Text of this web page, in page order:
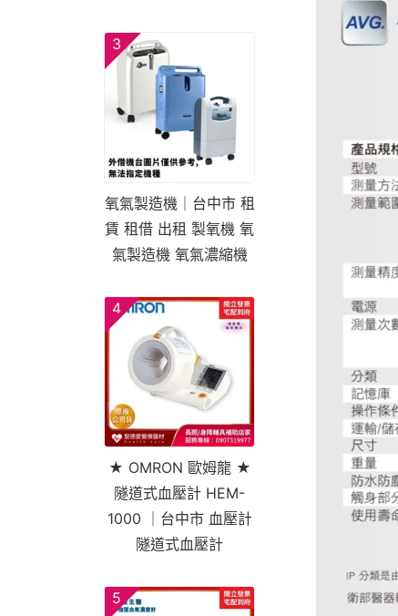
3
氧氣製造機｜台中市 租
賃 租借 出租 製氧機 氧
氣製造機 氧氣濃縮機
4
★ OMRON 歐姆龍 ★
隧道式血壓計 HEM-
1000 ｜台中市 血壓計
隧道式血壓計
5